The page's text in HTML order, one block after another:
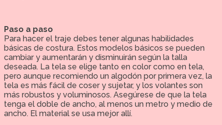
Paso a paso
Para hacer el traje debes tener algunas habilidades
básicas de costura. Estos modelos básicos se pueden
cambiar y aumentarán y disminuirán según la talla
deseada. La tela se elige tanto en color como en tela,
pero aunque recomiendo un algodón por primera vez, la
tela es más fácil de coser y sujetar, y los volantes son
más robustos y voluminosos. Asegúrese de que la tela
tenga el doble de ancho, al menos un metro y medio de
ancho. El material se usa mejor allí.